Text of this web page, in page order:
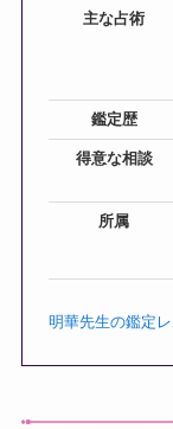
主な占術
鑑定歴
得意な相談
所属
明華先生の鑑定